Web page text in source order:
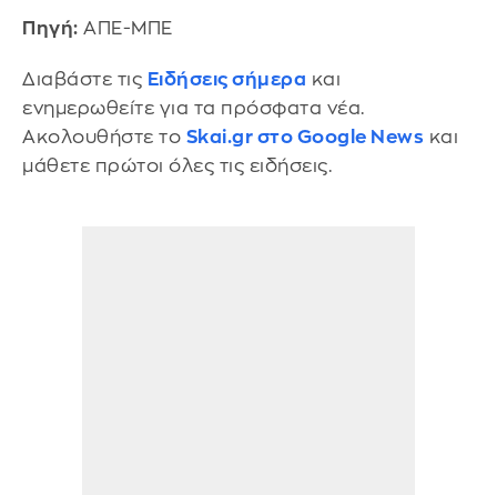
Πηγή: ΑΠΕ-ΜΠΕ
Διαβάστε τις Ειδήσεις σήμερα και
ενημερωθείτε για τα πρόσφατα νέα.
Ακολουθήστε το Skai.gr στο Google News και
μάθετε πρώτοι όλες τις ειδήσεις.